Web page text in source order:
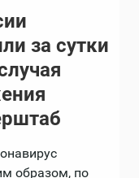
за сутки
образом, по